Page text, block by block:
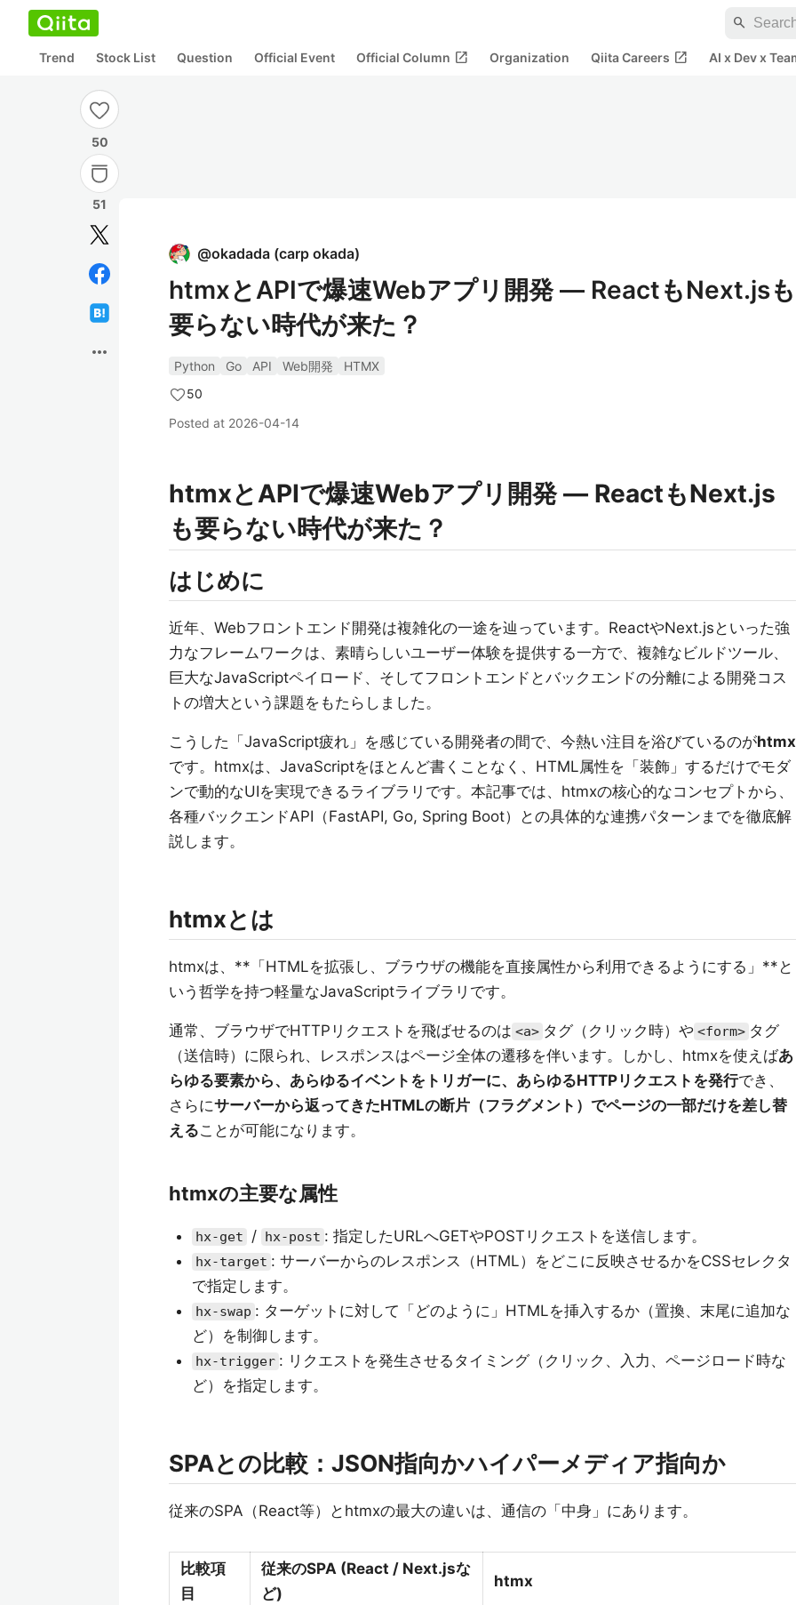
search
Trend Stock List Question Official Event Official Column open_in_new Organization Qiita Careers open_in_new AI x Dev x
50
51
more_horiz
@okadada (carp okada)
htmxとAPIで爆速Webアプリ開発 — ReactもNext.jsも
要らない時代が来た？
Python Go API Web開発
HTMX
50
Posted at 2026-04-14
htmxとAPIで爆速Webアプリ開発 — ReactもNext.js
も要らない時代が来た？
はじめに
近年、Webフロントエンド開発は複雑化の一途を辿っています。ReactやNext.jsといった強
力なフレームワークは、素晴らしいユーザー体験を提供する一方で、複雑なビルドツール、
巨大なJavaScriptペイロード、そしてフロントエンドとバックエンドの分離による開発コス
トの増大という課題をもたらしました。
こうした「JavaScript疲れ」を感じている開発者の間で、今熱い注目を浴びているのがhtmx
です。htmxは、JavaScriptをほとんど書くことなく、HTML属性を「装飾」するだけでモダ
ンで動的なUIを実現できるライブラリです。本記事では、htmxの核心的なコンセプトから、
各種バックエンドAPI（FastAPI, Go, Spring Boot）との具体的な連携パターンまでを徹底解
説します。
htmxとは
htmxは、**「HTMLを拡張し、ブラウザの機能を直接属性から利用できるようにする」**と
いう哲学を持つ軽量なJavaScriptライブラリです。
通常、ブラウザでHTTPリクエストを飛ばせるのは <a> タグ（クリック時）や <form> タグ
（送信時）に限られ、レスポンスはページ全体の遷移を伴います。しかし、htmxを使えばあ
らゆる要素から、あらゆるイベントをトリガーに、あらゆるHTTPリクエストを発行でき、
さらにサーバーから返ってきたHTMLの断片（フラグメント）でページの一部だけを差し替
えることが可能になります。
htmxの主要な属性
hx-get / hx-post : 指定したURLへGETやPOSTリクエストを送信します。
hx-target : サーバーからのレスポンス（HTML）をどこに反映させるかをCSSセレクタ
で指定します。
hx-swap : ターゲットに対して「どのように」HTMLを挿入するか（置換、末尾に追加な
ど）を制御します。
hx-trigger : リクエストを発生させるタイミング（クリック、入力、ページロード時な
ど）を指定します。
SPAとの比較：JSON指向かハイパーメディア指向か
従来のSPA（React等）とhtmxの最大の違いは、通信の「中身」にあります。
比較項
目
従来のSPA (React / Next.jsな
ど)
htmx